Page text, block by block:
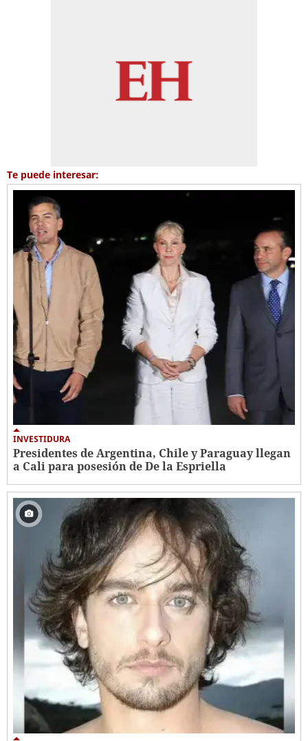
Te puede interesar:
INVESTIDURA
Presidentes de Argentina, Chile y Paraguay llegan
a Cali para posesión de De la Espriella